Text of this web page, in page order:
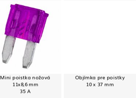
Mini poistka nožová
11x8,6 mm
35 A
Objímka pre poistky
10 x 37 mm